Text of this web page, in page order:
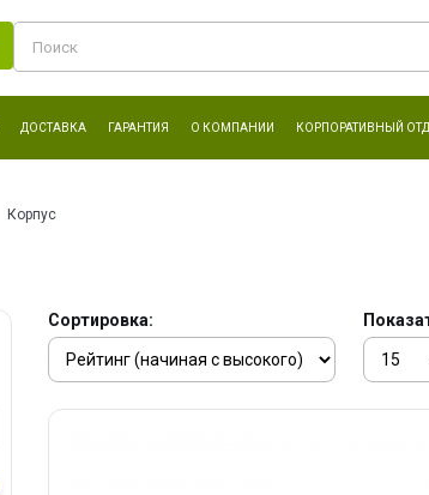
ДОСТАВКА ГАРАНТИЯ О КОМПАНИИ КОРПОРАТИВНЫЙ
Корпус
Сортировка: